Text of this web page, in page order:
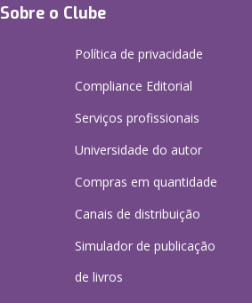
Sobre o Clube
Política de privacidade
Compliance Editorial
Serviços profissionais
Universidade do autor
Compras em quantidade
Canais de distribuição
Simulador de publicação
de livros